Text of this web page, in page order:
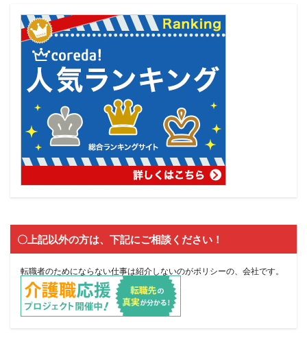
〇上記以外の方は、下記にご相談ください！
転職者のためにならない仕事は紹介しないのがポリシーの、会社です。